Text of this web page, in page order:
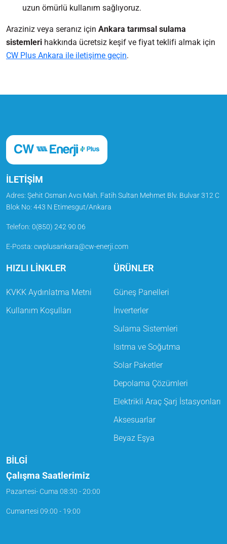
uzun ömürlü kullanım sağlıyoruz.
Araziniz veya seranız için Ankara tarımsal sulama
sistemleri hakkında ücretsiz keşif ve fiyat teklifi almak için
CW Plus Ankara ile iletişime geçin.
İLETİŞİM
Adres: Şehit Osman Avcı Mah. Fatih Sultan Mehmet Blv. Bulvar 312 C
Blok No: 443 N Etimesgut/Ankara
Telefon: 0(850) 242 90 06
E-Posta: cwplusankara@cw-enerji.com
HIZLI LİNKLER
KVKK Aydınlatma Metni
Kullanım Koşulları
ÜRÜNLER
Güneş Panelleri
İnverterler
Sulama Sistemleri
Isıtma ve Soğutma
Solar Paketler
Depolama Çözümleri
Elektrikli Araç Şarj İstasyonları
Aksesuarlar
Beyaz Eşya
BİLGİ
Çalışma Saatlerimiz
Pazartesi- Cuma 08:30 - 20:00
Cumartesi 09:00 - 19:00